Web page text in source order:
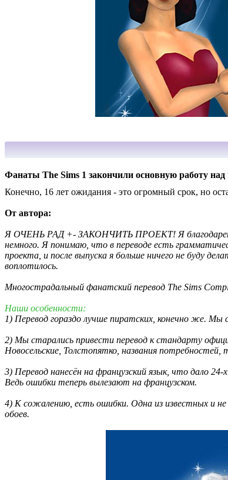
Фанаты The Sims 1 закончили основную работу
Конечно, 16 лет ожидания - это огромный срок, но
От автора:
Я ОЧЕНЬ РАД +- ЗАКОНЧИТЬ ПРОЕКТ! Я благодарен
немного. Я понимаю, что в переводе есть
проекта, и после выпуска я больше ничего не буду
воплотилось.
Многострадальный фанатский перевод The Sims
Наши особенности:
1) Перевод гораздо лучше пиратских, конечно же. Мы
2) Мы старались привести перевод к стандарту
Новосельские, Толстопятко, названия
3) Перевод нанесён на французский язык, что дало
Ведь ошибки теперь вылезают на французском.
4) К сожалению, есть ошибки. Одна из известных и
обоев.